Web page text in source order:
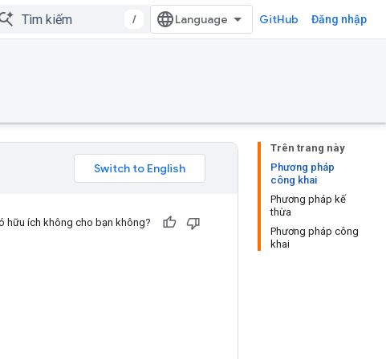
/ GitHub Đăng nhập
Trên trang này
Phương pháp
công khai
Phương pháp kế
thừa
Phương pháp công
khai
hữu ích không cho bạn không?